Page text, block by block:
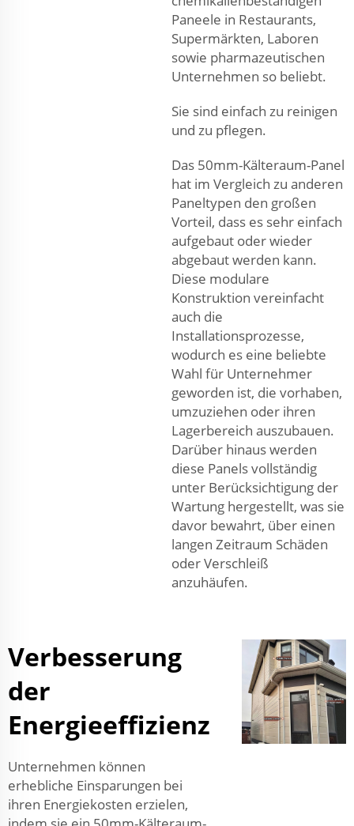
Paneele in Restaurants,
Supermärkten, Laboren
sowie pharmazeutischen
Unternehmen so beliebt.
Sie sind einfach zu reinigen
und zu pflegen.
Das 50mm-Kälteraum-Panel
hat im Vergleich zu anderen
Paneltypen den großen
Vorteil, dass es sehr einfach
aufgebaut oder wieder
abgebaut werden kann.
Diese modulare
Konstruktion vereinfacht
auch die
Installationsprozesse,
wodurch es eine beliebte
Wahl für Unternehmer
geworden ist, die vorhaben,
umzuziehen oder ihren
Lagerbereich auszubauen.
Darüber hinaus werden
diese Panels vollständig
unter Berücksichtigung der
Wartung hergestellt, was sie
davor bewahrt, über einen
langen Zeitraum Schäden
oder Verschleiß
anzuhäufen.
Verbesserung
der
Energieeffizienz
Unternehmen können
erhebliche Einsparungen bei
ihren Energiekosten erzielen,